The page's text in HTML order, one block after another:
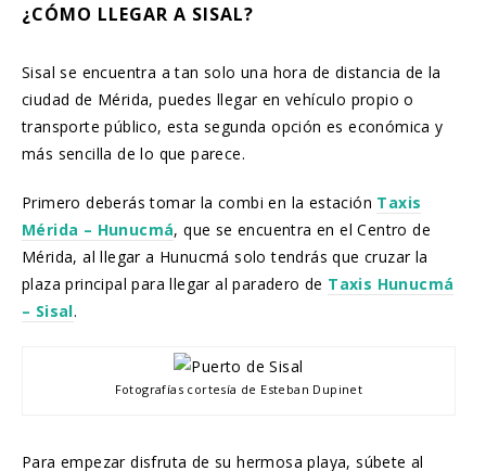
¿CÓMO LLEGAR A SISAL?
Sisal se encuentra a tan solo una hora de distancia de la
ciudad de Mérida, puedes llegar en vehículo propio o
transporte público, esta segunda opción es económica y
más sencilla de lo que parece.
Primero deberás tomar la combi en la estación Taxis
Mérida – Hunucmá, que se encuentra en el Centro de
Mérida, al llegar a Hunucmá solo tendrás que cruzar la
plaza principal para llegar al paradero de Taxis Hunucmá
– Sisal.
Fotografías cortesía de Esteban Dupinet
Para empezar disfruta de su hermosa playa, súbete al